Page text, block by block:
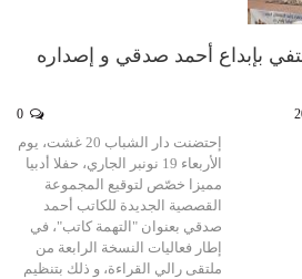
بإبداع أحمد صدقي و إصداره
إحتضنت دار الشباب 20 غشت، يوم
الأربعاء 19 نونبر الجاري، حفلا أدبيا
مميزا خصّص لتوقيع المجموعة
القصصية الجديدة للكاتب أحمد
صدقي بعنوان "التهمة كاتب"، في
إطار فعاليات النسخة الرابعة من
ملتقى رالي القراءة، و ذلك بتنظيم